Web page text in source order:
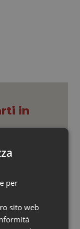
in
al ministro
non
e
al
per
sito web